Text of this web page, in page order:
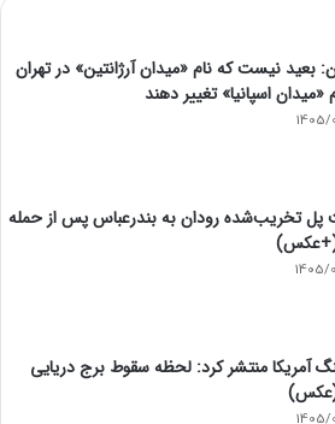
بعید نیست که نام «میدان آرژانتین» در تهران
«میدان اسپانیا» تغییر دهند
1405/
تخریب‌شده رودان به بندرعباس پس از حمله
(+عکس)
1405/
آمریکا منتشر کرد: لحظه سقوط برج دریایی
(عکس)
1405/